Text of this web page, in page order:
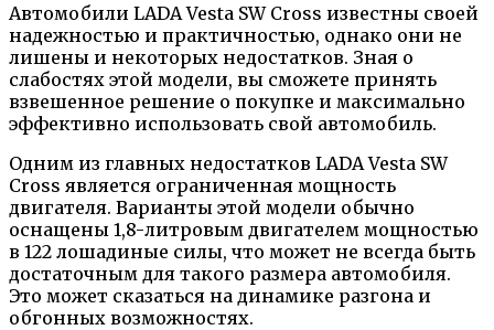
Автомобили LADA Vesta SW Cross известны своей
надежностью и практичностью, однако они не
лишены и некоторых недостатков. Зная о
слабостях этой модели, вы сможете принять
взвешенное решение о покупке и максимально
эффективно использовать свой автомобиль.
Одним из главных недостатков LADA Vesta SW
Cross является ограниченная мощность
двигателя. Варианты этой модели обычно
оснащены 1,8-литровым двигателем мощностью
в 122 лошадиные силы, что может не всегда быть
достаточным для такого размера автомобиля.
Это может сказаться на динамике разгона и
обгонных возможностях.